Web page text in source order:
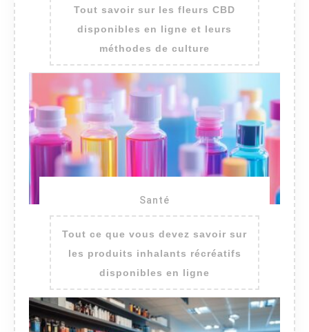
Tout savoir sur les fleurs CBD
disponibles en ligne et leurs
méthodes de culture
Santé
Tout ce que vous devez savoir sur
les produits inhalants récréatifs
disponibles en ligne